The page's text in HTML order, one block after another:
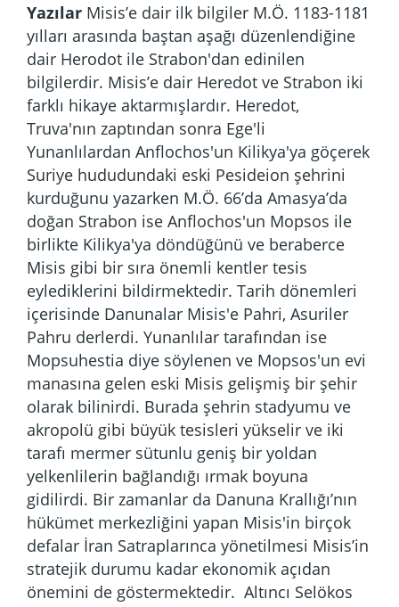
Yazılar Misis’e dair ilk bilgiler M.Ö. 1183-1181
yılları arasında baştan aşağı düzenlendiğine
dair Herodot ile Strabon'dan edinilen
bilgilerdir. Misis’e dair Heredot ve Strabon iki
farklı hikaye aktarmışlardır. Heredot,
Truva'nın zaptından sonra Ege'li
Yunanlılardan Anflochos'un Kilikya'ya göçerek
Suriye hududundaki eski Pesideion şehrini
kurduğunu yazarken M.Ö. 66’da Amasya’da
doğan Strabon ise Anflochos'un Mopsos ile
birlikte Kilikya'ya döndüğünü ve beraberce
Misis gibi bir sıra önemli kentler tesis
eylediklerini bildirmektedir. Tarih dönemleri
içerisinde Danunalar Misis'e Pahri, Asuriler
Pahru derlerdi. Yunanlılar tarafından ise
Mopsuhestia diye söylenen ve Mopsos'un evi
manasına gelen eski Misis gelişmiş bir şehir
olarak bilinirdi. Burada şehrin stadyumu ve
akropolü gibi büyük tesisleri yükselir ve iki
tarafı mermer sütunlu geniş bir yoldan
yelkenlilerin bağlandığı ırmak boyuna
gidilirdi. Bir zamanlar da Danuna Krallığı’nın
hükümet merkezliğini yapan Misis'in birçok
defalar İran Satraplarınca yönetilmesi Misis’in
stratejik durumu kadar ekonomik açıdan
önemini de göstermektedir. Altıncı Selökos